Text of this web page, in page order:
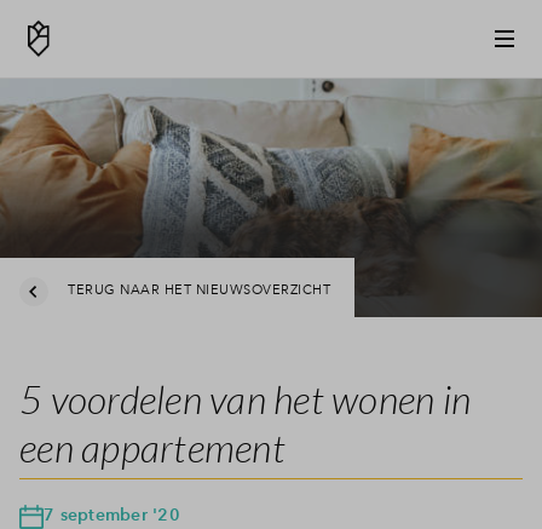
TERUG NAAR HET NIEUWSOVERZICHT
5 voordelen van het wonen in
een appartement
7 september '20